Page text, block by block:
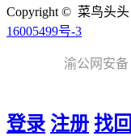
Copyright © 菜鸟头
16005499号-3
渝公网安备
登录 注册 找